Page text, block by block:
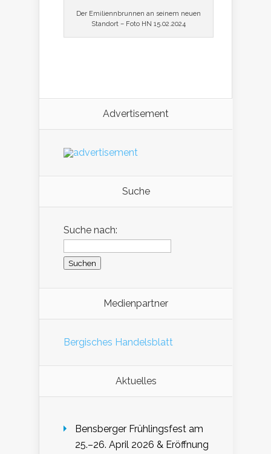
Der Emiliennbrunnen an seinem neuen
Standort – Foto HN 15.02.2024
Advertisement
Suche
Suche nach:
Medienpartner
Bergisches Handelsblatt
Aktuelles
Bensberger Frühlingsfest am
25.–26. April 2026 & Eröffnung